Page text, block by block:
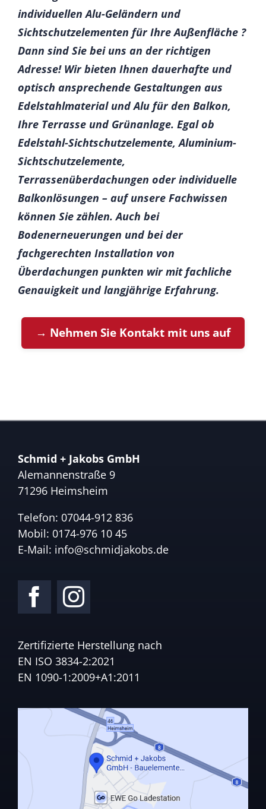
individuellen Alu-Geländern und
Sichtschutzelementen für Ihre Außenfläche ?
Dann sind Sie bei uns an der richtigen
Adresse! Wir bieten Ihnen dauerhafte und
optisch ansprechende Gestaltungen aus
Edelstahlmaterial und Alu für den Balkon,
Ihre Terrasse und Grünanlage. Egal ob
Edelstahl-Sichtschutzelemente, Aluminium-
Sichtschutzelemente,
Terrassenüberdachungen oder individuelle
Balkonlösungen – auf unsere Fachwissen
können Sie zählen. Auch bei
Bodenerneuerungen und bei der
fachgerechten Installation von
Überdachungen punkten wir mit fachliche
Genauigkeit und langjährige Erfahrung.
→ Nehmen Sie Kontakt mit uns auf
Schmid + Jakobs GmbH
Alemannenstraße 9
71296 Heimsheim
Telefon: 07044-912 836
Mobil: 0174-976 10 45
E-Mail: info@schmidjakobs.de
Zertifizierte Herstellung nach
EN ISO 3834-2:2021
EN 1090-1:2009+A1:2011